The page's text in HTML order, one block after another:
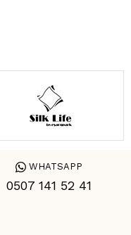
WHATSAPP
0507 141 52 41